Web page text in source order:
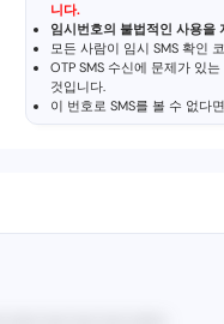
니다.
임시번호의 불법적인 사용을
모든 사람이 임시 SMS 확인
OTP SMS 수신에 문제가 있
것입니다.
이 번호로 SMS를 볼 수 없다